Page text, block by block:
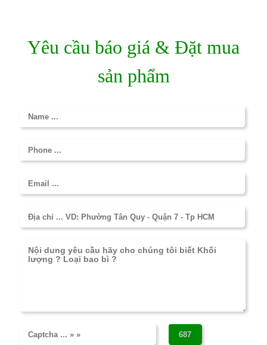
Yêu cầu báo giá & Đặt mua
sản phẩm